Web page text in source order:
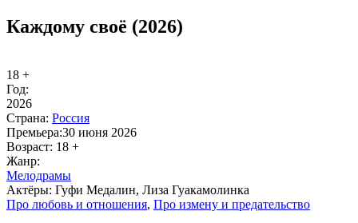
Каждому своё (2026)
18 +
Год:
2026
Стра­на: Рос­сия
Пре­мье­ра:30 июня 2026
Воз­раст: 18 +
Жанр:
Ме­ло­дра­мы
Ак­тё­ры: Гуфи Медалин, Лиза Гуакамолинка
Про лю­бовь и от­но­ше­ния, Про из­ме­ну и пре­да­тель­ст­во